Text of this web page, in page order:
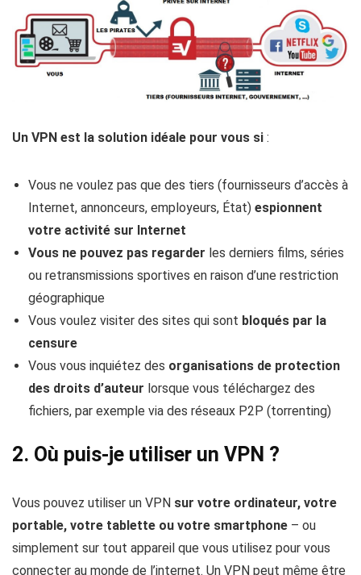
Un VPN est la solution idéale pour vous si :
Vous ne voulez pas que des tiers (fournisseurs d’accès à
Internet, annonceurs, employeurs, État) espionnent
votre activité sur Internet
Vous ne pouvez pas regarder les derniers films, séries
ou retransmissions sportives en raison d’une restriction
géographique
Vous voulez visiter des sites qui sont bloqués par la
censure
Vous vous inquiétez des organisations de protection
des droits d’auteur lorsque vous téléchargez des
fichiers, par exemple via des réseaux P2P (torrenting)
2. Où puis-je utiliser un VPN ?
Vous pouvez utiliser un VPN sur votre ordinateur, votre
portable, votre tablette ou votre smartphone – ou
simplement sur tout appareil que vous utilisez pour vous
connecter au monde de l’internet. Un VPN peut même être